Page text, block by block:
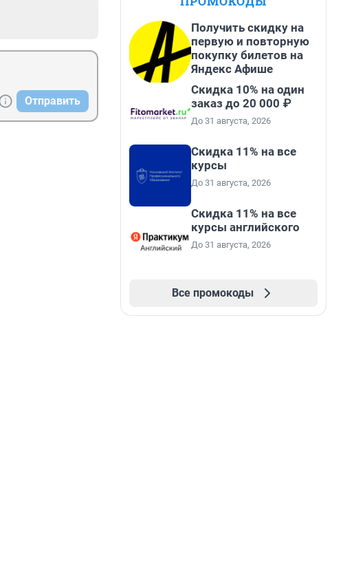
Отправить
Получить скидку на
первую и повторную
покупку билетов на
Яндекс Афише
Скидка 10% на один
заказ до 20 000 ₽
До 31 августа, 2026
Скидка 11% на все
курсы
До 31 августа, 2026
Скидка 11% на все
курсы английского
До 31 августа, 2026
Все промокоды